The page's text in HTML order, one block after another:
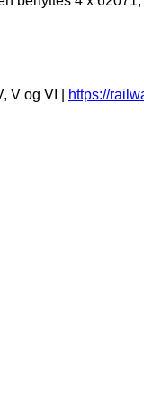
V og VI |
https://